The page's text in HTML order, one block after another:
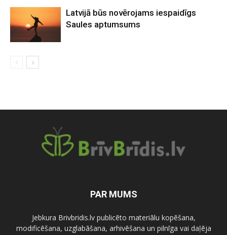
Latvijā būs novērojams iespaidīgs
Saules aptumsums
PAR MUMS
Jebkura Brivbridis.lv publicēto materiālu kopēšana,
modificēšana, uzglabāšana, arhivēšana un pilnīga vai daļēja